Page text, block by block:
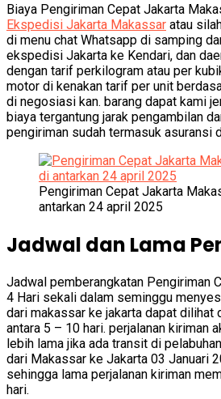
Biaya Pengiriman Cepat Jakarta
Ekspedisi Jakarta Makassar atau
di menu chat Whatsapp di samping
ekspedisi Jakarta ke Kendari, dan
dengan tarif perkilogram atau per
motor di kenakan tarif per unit
di negosiasi kan. barang dapat kami
biaya tergantung jarak pengambilan
pengiriman sudah termasuk asuransi
Pengiriman Cepat Jakarta
antarkan 24 april 2025
Jadwal dan Lama
Jadwal pemberangkatan Pengiriman
4 Hari sekali dalam seminggu
dari makassar ke jakarta dapat dilihat
antara 5 – 10 hari. perjalanan kiriman
lebih lama jika ada transit di
dari Makassar ke Jakarta 03 Januari
sehingga lama perjalanan kiriman
hari.